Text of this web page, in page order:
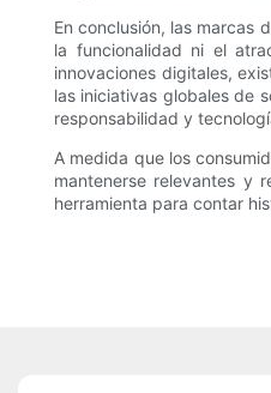
En conclusión, las marcas
la funcionalidad ni el
innovaciones digitales,
las iniciativas globales de
responsabilidad y
A medida que los
mantenerse relevantes y
herramienta para contar